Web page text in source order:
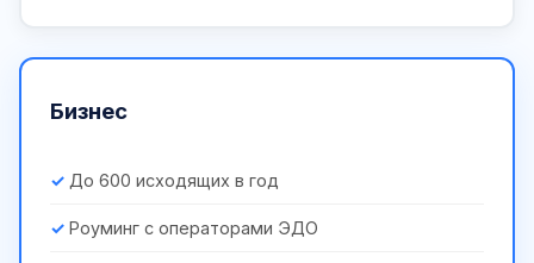
Бизнес
До 600 исходящих в год
Роуминг с операторами ЭДО